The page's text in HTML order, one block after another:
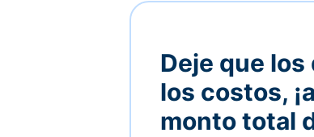
Deje que
los costos,
monto total